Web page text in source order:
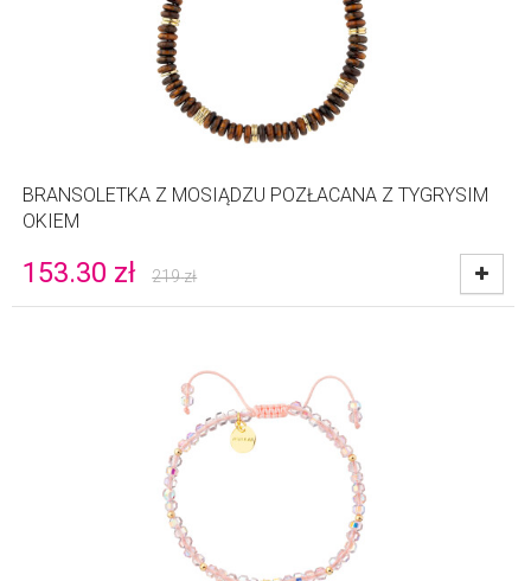
BRANSOLETKA Z MOSIĄDZU POZŁACANA Z TYGRYSIM
OKIEM
153.30 zł 219zł